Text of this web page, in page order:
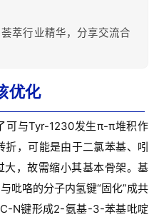
萃行业精华，分享交流合
优化
可与Tyr-1230发生π-π堆积作
，可能是由于二氯苯基、吲
，故需缩小其基本骨架。 基
吡咯的分子内氢键“固化”成共
N键形成2-氨基-3-苯基吡啶